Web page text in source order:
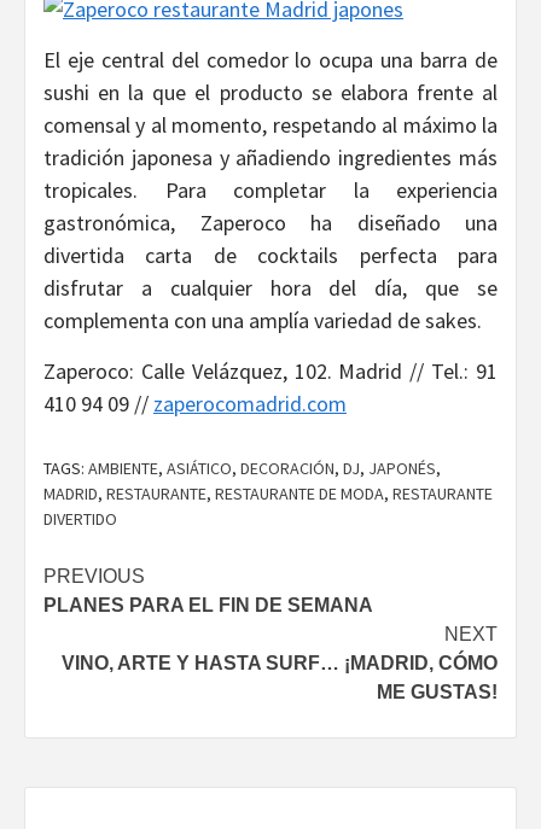
El eje central del comedor lo ocupa una barra de
sushi en la que el producto se elabora frente al
comensal y al momento, respetando al máximo la
tradición japonesa y añadiendo ingredientes más
tropicales. Para completar la experiencia
gastronómica, Zaperoco ha diseñado una
divertida carta de cocktails perfecta para
disfrutar a cualquier hora del día, que se
complementa con una amplía variedad de sakes.
Zaperoco: Calle Velázquez, 102. Madrid // Tel.: 91
410 94 09 // zaperocomadrid.com
TAGS: AMBIENTE, ASIÁTICO, DECORACIÓN, DJ, JAPONÉS,
MADRID, RESTAURANTE, RESTAURANTE DE MODA, RESTAURANTE
DIVERTIDO
Continue
Reading
PREVIOUS
PLANES PARA EL FIN DE SEMANA
NEXT
VINO, ARTE Y HASTA SURF… ¡MADRID, CÓMO
ME GUSTAS!